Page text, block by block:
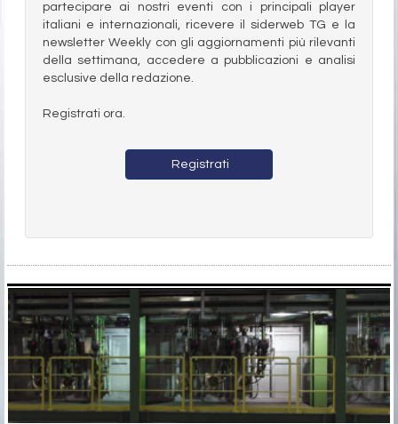
partecipare ai nostri eventi con i principali player
italiani e internazionali, ricevere il siderweb TG e la
newsletter Weekly con gli aggiornamenti più rilevanti
della settimana, accedere a pubblicazioni e analisi
esclusive della redazione.
Registrati ora.
Registrati